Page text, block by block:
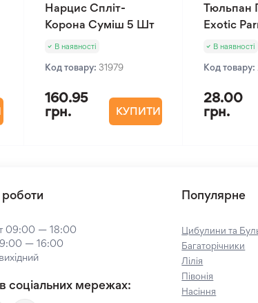
Нарцис Спліт-
Корона Суміш 5 Шт
В наявності
Код товару: 31979
160.95
грн.
КУПИТИ
Тюльпан
Exotic
В наявності
Код товару:
28.00
грн.
09:00 — 18:00
— 16:00
соціальних мережах:
Популярне
Цибулини та
Багаторічники
Лілія
Півонія
Насіння